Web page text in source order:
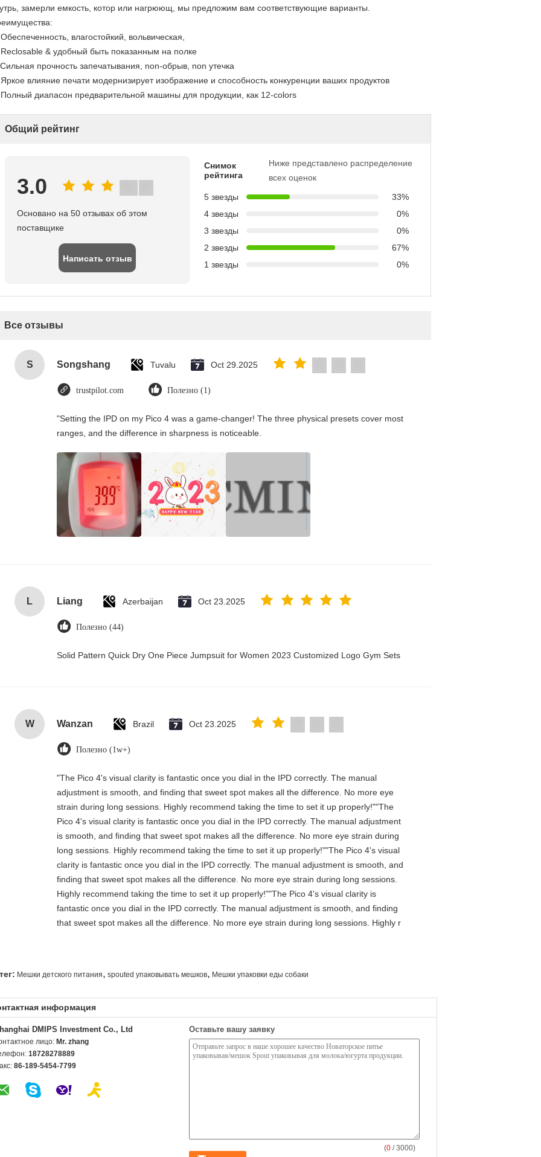
замерли емкость, котор или нагрюющ, мы предложим вам соответствующие варианты.
влагостойкий, вольвическая,
& удобный быть показанным на полке
прочность запечатывания, non-обрыв, non утечка
влияние печати модернизирует изображение и способность конкуренции ваших продуктов
диапасон предварительной машины для продукции, как 12-colors
Общий рейтинг
3.0
Основано на 50 отзывах об этом
поставщике
Написать отзыв
Снимок
рейтинга
Ниже представлено распределение
всех оценок
5 звезды
33%
4 звезды
0%
3 звезды
0%
2 звезды
67%
1 звезды
0%
Все отзывы
S Songshang Tuvalu Oct 29.2025
trustpilot.com Полезно (1)
"Setting the IPD on my Pico 4 was a game-changer! The three physical presets cover most
ranges, and the difference in sharpness is noticeable.
L Liang Azerbaijan Oct 23.2025
Полезно (44)
Solid Pattern Quick Dry One Piece Jumpsuit for Women 2023 Customized Logo Gym Sets
W Wanzan Brazil Oct 23.2025
Полезно (1w+)
"The Pico 4's visual clarity is fantastic once you dial in the IPD correctly. The manual
adjustment is smooth, and finding that sweet spot makes all the difference. No more eye
strain during long sessions. Highly recommend taking the time to set it up properly!""The
Pico 4's visual clarity is fantastic once you dial in the IPD correctly. The manual adjustment
is smooth, and finding that sweet spot makes all the difference. No more eye strain during
long sessions. Highly recommend taking the time to set it up properly!""The Pico 4's visual
clarity is fantastic once you dial in the IPD correctly. The manual adjustment is smooth, and
finding that sweet spot makes all the difference. No more eye strain during long sessions.
Highly recommend taking the time to set it up properly!""The Pico 4's visual clarity is
fantastic once you dial in the IPD correctly. The manual adjustment is smooth, and finding
that sweet spot makes all the difference. No more eye strain during long sessions. Highly r
тег: Мешки детского питания, spouted упаковывать мешков, Мешки упаковки еды собаки
информация
DMIPS Investment Co., Ltd
лицо: Mr. zhang
18728278889
86-189-5454-7799
Оставьте вашу заявку
(0 / 3000)